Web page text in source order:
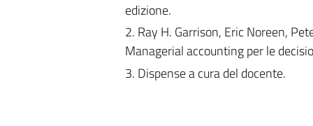
edizione.
2. Ray H. Garrison, Eric Noreen,
Managerial accounting per le
3. Dispense a cura del docente.